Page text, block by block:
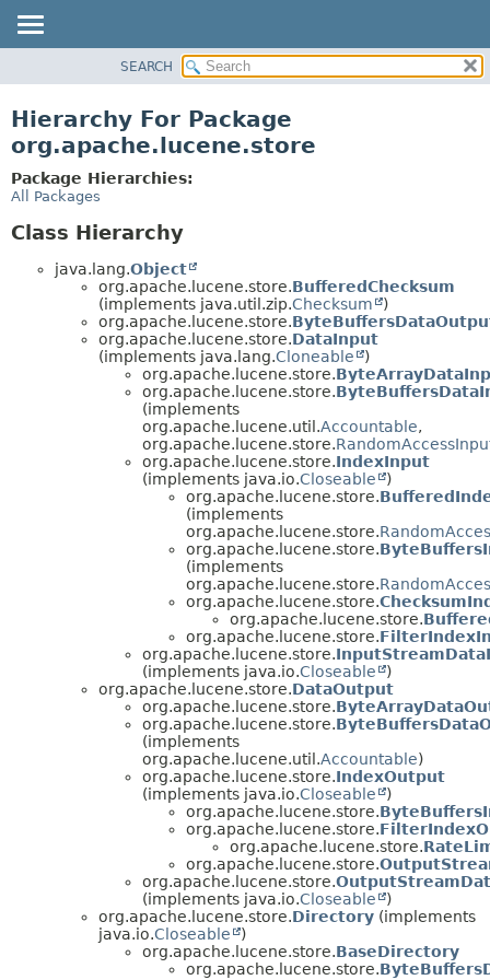
CLASS
TREE
DEPRECATED
SEARCH
Hierarchy For Package
org.apache.lucene.store
Package Hierarchies:
All Packages
Class Hierarchy
java.lang.Object
org.apache.lucene.store.BufferedChecksum
(implements java.util.zip.Checksum
)
org.apache.lucene.store.
org.apache.lucene.store.DataInput
(implements java.lang.Cloneable
)
org.apache.lucene.store.
org.apache.lucene.store.
(implements
org.apache.lucene.util.Accountable,
org.apache.lucene.store.
org.apache.lucene.store.IndexInput
(implements java.io.Closeable
)
org.apache.lucene.store.
(implements
org.apache.lucene.store.
org.apache.lucene.store.
(implements
org.apache.lucene.store.
org.apache.lucene.store.
org.apache.lucene.store.
org.apache.lucene.store.
org.apache.lucene.store.
(implements java.io.Closeable
)
org.apache.lucene.store.DataOutput
org.apache.lucene.store.
org.apache.lucene.store.
(implements
org.apache.lucene.util.Accountable)
org.apache.lucene.store.IndexOutput
(implements java.io.Closeable
)
org.apache.lucene.store.
org.apache.lucene.store.
org.apache.lucene.store.
org.apache.lucene.store.
org.apache.lucene.store.
(implements java.io.Closeable
)
org.apache.lucene.store.Directory (implements
java.io.Closeable
)
org.apache.lucene.store.BaseDirectory
org.apache.lucene.store.